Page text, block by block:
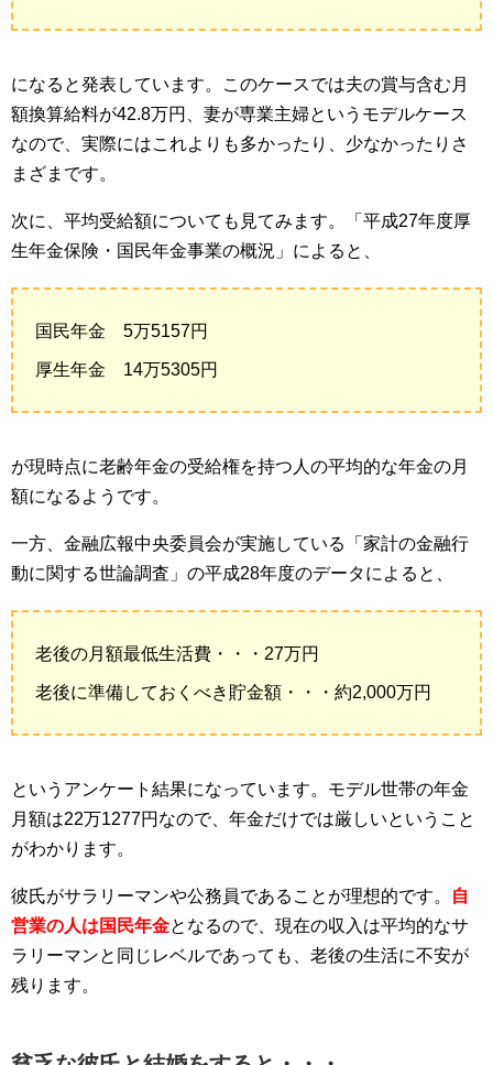
になると発表しています。このケースでは夫の賞与含む月
額換算給料が42.8万円、妻が専業主婦というモデルケース
なので、実際にはこれよりも多かったり、少なかったりさ
まざまです。
次に、平均受給額についても見てみます。「平成27年度厚
生年金保険・国民年金事業の概況」によると、
国民年金 5万5157円
厚生年金 14万5305円
が現時点に老齢年金の受給権を持つ人の平均的な年金の月
額になるようです。
一方、金融広報中央委員会が実施している「家計の金融行
動に関する世論調査」の平成28年度のデータによると、
老後の月額最低生活費・・・27万円
老後に準備しておくべき貯金額・・・約2,000万円
というアンケート結果になっています。モデル世帯の年金
月額は22万1277円なので、年金だけでは厳しいということ
がわかります。
彼氏がサラリーマンや公務員であることが理想的です。
自
営業の人は国民年金となるので、現在の収入は平均的なサ
ラリーマンと同じレベルであっても、老後の生活に不安が
残ります。